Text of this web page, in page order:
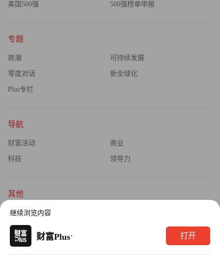
美国500强 500强榜单申报
专题
商潮 可持续发展
零度对话 新全球化
Plus专栏
导航
财富活动 商业
科技 领导力
其他
杂志订阅
隐私政策
继续浏览内容
财富Plus· 打开